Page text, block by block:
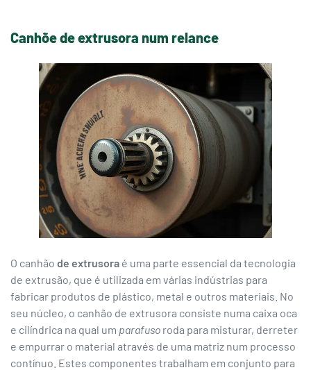
Canhõe de extrusora num relance
O canhão de extrusora é uma parte essencial da tecnologia
de extrusão, que é utilizada em várias indústrias para
fabricar produtos de plástico, metal e outros materiais. No
seu núcleo, o canhão de extrusora consiste numa caixa oca
e cilíndrica na qual um parafuso roda para misturar, derreter
e empurrar o material através de uma matriz num processo
contínuo. Estes componentes trabalham em conjunto para